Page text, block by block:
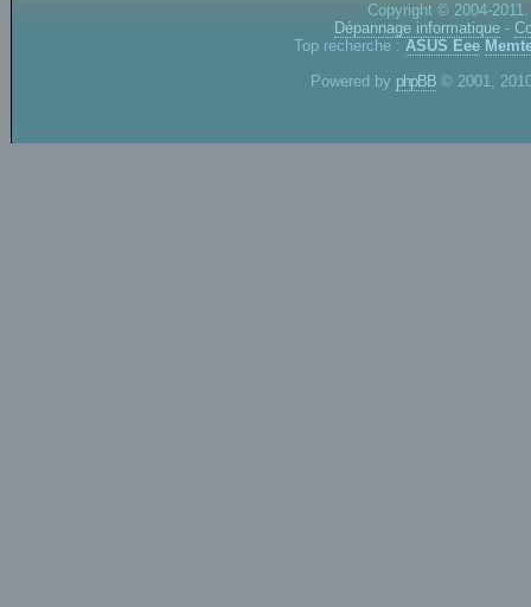
Copyright © 2004-
Dépannage informatique -
Top recherche : ASUS Eee
Powered by phpBB © 2001,